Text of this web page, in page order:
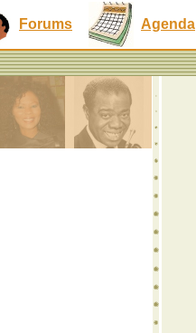
Forums Agenda